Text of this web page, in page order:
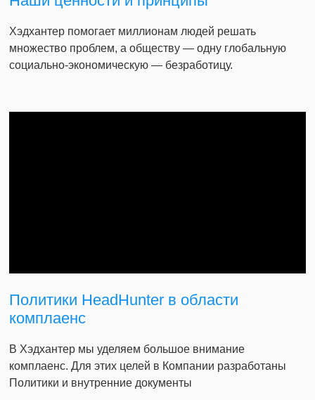
Хэдхантер помогает миллионам людей решать
множество проблем, а обществу — одну глобальную
социально-экономическую — безработицу.
Политики HeadHunter в области
комплаенс
В Хэдхантер мы уделяем большое внимание
комплаенс. Для этих целей в Компании разработаны
Политики и внутренние документы